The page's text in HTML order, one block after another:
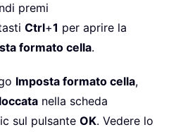
premi
Ctrl+1 per aprire la
formato cella.
Imposta formato cella,
nella scheda
sul pulsante OK. Vedere lo